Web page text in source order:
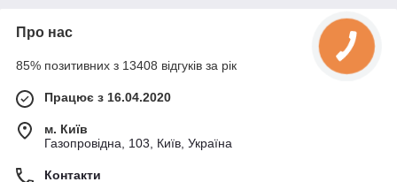
Про нас
85% позитивних з 13408 відгуків за рік
Працює з 16.04.2020
м. Київ
Газопровідна, 103, Київ, Україна
Контакти